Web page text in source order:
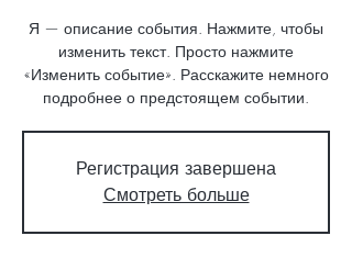
Я — описание события. Нажмите, чтобы
изменить текст. Просто нажмите
«Изменить событие». Расскажите немного
подробнее о предстоящем событии.
Регистрация завершена
Смотреть больше